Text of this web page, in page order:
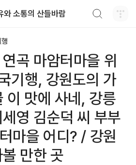
와 소통의 산들바람
곡 마암터마을 위
기행, 강원도의 가
이 맛에 사네, 강릉
영 김순덕 씨 부부
마을 어디? / 강원
만한 곳